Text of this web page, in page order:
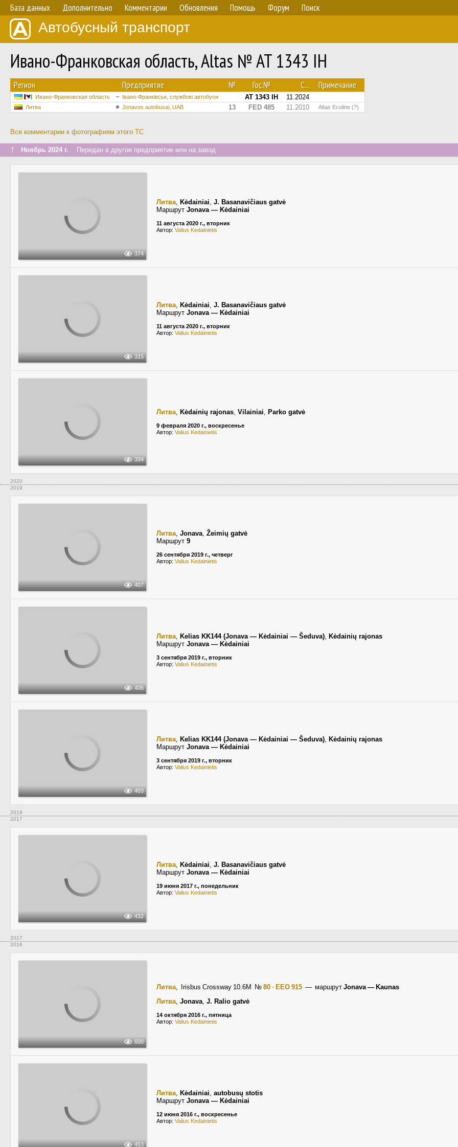
База данных Дополнительно Комментарии Обновления Помощь Форум Поиск
Автобусный транспорт
Ивано-Франковская область, Altas № AT 1343 IH
Регион Предприятие № Гос.№ С... Примечание
Ивано-Франковская область Івано-Франківськ, службові автобуси AT 1343 IH 11.2024
Литва Jonavos autobusai, UAB 13 FED 485 11.2010 Altas Ecoline (?)
Все комментарии к фотографиям этого ТС
↑ Ноябрь 2024 г. Передан в другое предприятие или на завод
374
Литва, Kėdainiai, J. Basanavičiaus gatvė
Маршрут Jonava — Kėdainiai
11 августа 2020 г., вторник
Автор: Valius Kedainietis
315
Литва, Kėdainiai, J. Basanavičiaus gatvė
Маршрут Jonava — Kėdainiai
11 августа 2020 г., вторник
Автор: Valius Kedainietis
334
Литва, Kėdainių rajonas, Vilainiai, Parko gatvė
9 февраля 2020 г., воскресенье
Автор: Valius Kedainietis
2020
2019
407
Литва, Jonava, Žeimių gatvė
Маршрут 9
26 сентября 2019 г., четверг
Автор: Valius Kedainietis
406
Литва, Kelias KK144 (Jonava — Kėdainiai — Šeduva), Kėdainių rajonas
Маршрут Jonava — Kėdainiai
3 сентября 2019 г., вторник
Автор: Valius Kedainietis
403
Литва, Kelias KK144 (Jonava — Kėdainiai — Šeduva), Kėdainių rajonas
Маршрут Jonava — Kėdainiai
3 сентября 2019 г., вторник
Автор: Valius Kedainietis
2019
2017
432
Литва, Kėdainiai, J. Basanavičiaus gatvė
Маршрут Jonava — Kėdainiai
19 июня 2017 г., понедельник
Автор: Valius Kedainietis
2017
2016
600
Литва, Irisbus Crossway 10.6M № 80 · EEO 915 — маршрут Jonava — Kaunas
Литва, Jonava, J. Ralio gatvė
14 октября 2016 г., пятница
Автор: Valius Kedainietis
453
Литва, Kėdainiai, autobusų stotis
Маршрут Jonava — Kėdainiai
12 июня 2016 г., воскресенье
Автор: Valius Kedainietis